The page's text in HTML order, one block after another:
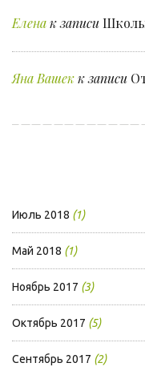
Еленак записи
Яна Вашекк записи
Июль 2018 (1)
Май 2018 (1)
Ноябрь 2017 (3)
Октябрь 2017 (5)
Сентябрь 2017 (2)